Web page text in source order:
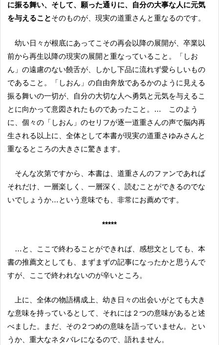
に振る舞い、そして、願った通りに、自分の大事な人に元気
を与えることそのものが、現実の道重さんと重なるのです。
幼い日々が根底にあってこその再会以降の展開が、卒業以
前から再生以降の現実の展開と重なっていること。「しお
ん」の遠慮のない饒舌が、しかし下品に流れず愛らしいもの
であること。「しおん」の自由奔放であるかのように見える
振る舞いの一切が、自分の大切な人へ勇気と元気を与えるこ
とに向かって意図されたものであったこと。… このよう
に、個々の「しおん」のセリフが逐一道重さんの声で脳内再
生される以上に、全体として本書が現実の道重さゆみさんと
重なるところの大きさに驚きます。
そんな次第ですから、本書は、道重さんのファンであれば
それだけ、一層楽しく、一層深く、読むことができるのでな
いでしょうか…という意味でも、非常にお薦めです。
*****
…と、ここで終わることができれば、感想文としても、本
書の推薦文としても、まずまずの記事になったかと思うんで
すが、ここで終われないのが辛いところ。
上に、全体の物語構成上、幼き日々の出会いがとても大き
な意味を持っているとして、それには２つの意味があると述
べました。まだ、その２つめの意味を語っていません。とい
うか、重大なネタバレになるので、語れません。